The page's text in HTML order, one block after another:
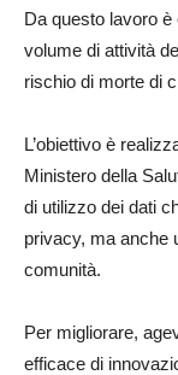
Da questo lavoro
volume di attività
rischio di morte di
L’obiettivo è
Ministero della
di utilizzo dei dati
privacy, ma anche
comunità.
Per migliorare,
efficace di